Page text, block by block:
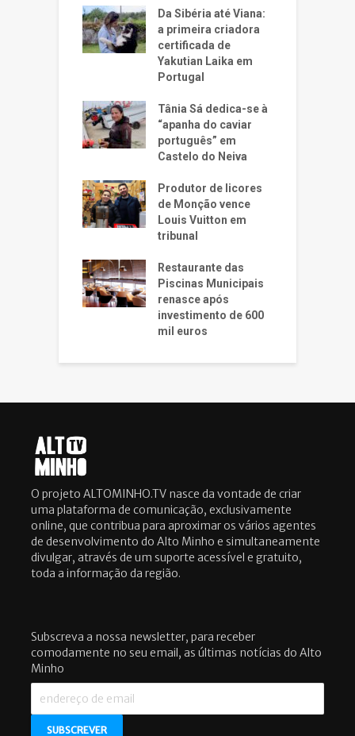
Da Sibéria até Viana:
a primeira criadora
certificada de
Yakutian Laika em
Portugal
Tânia Sá dedica-se à
“apanha do caviar
português” em
Castelo do Neiva
Produtor de licores
de Monção vence
Louis Vuitton em
tribunal
Restaurante das
Piscinas Municipais
renasce após
investimento de 600
mil euros
O projeto ALTOMINHO.TV nasce da vontade de criar
uma plataforma de comunicação, exclusivamente
online, que contribua para aproximar os vários agentes
de desenvolvimento do Alto Minho e simultaneamente
divulgar, através de um suporte acessível e gratuito,
toda a informação da região.
Subscreva a nossa newsletter, para receber
comodamente no seu email, as últimas notícias do Alto
Minho